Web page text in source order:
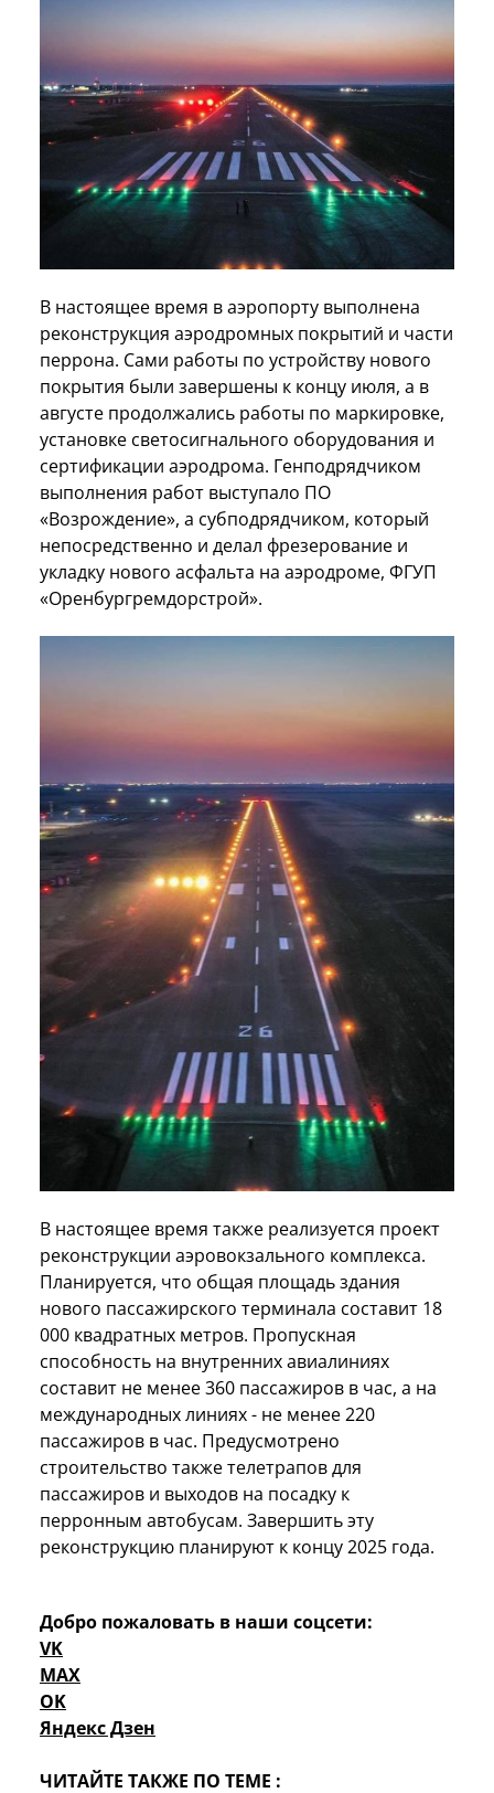
В настоящее время в аэропорту выполнена
реконструкция аэродромных покрытий и части
перрона. Сами работы по устройству нового
покрытия были завершены к концу июля, а в
августе продолжались работы по маркировке,
установке светосигнального оборудования и
сертификации аэродрома. Генподрядчиком
выполнения работ выступало ПО
«Возрождение», а субподрядчиком, который
непосредственно и делал фрезерование и
укладку нового асфальта на аэродроме, ФГУП
«Оренбургремдорстрой».
В настоящее время также реализуется проект
реконструкции аэровокзального комплекса.
Планируется, что общая площадь здания
нового пассажирского терминала составит 18
000 квадратных метров. Пропускная
способность на внутренних авиалиниях
составит не менее 360 пассажиров в час, а на
международных линиях - не менее 220
пассажиров в час. Предусмотрено
строительство также телетрапов для
пассажиров и выходов на посадку к
перронным автобусам. Завершить эту
реконструкцию планируют к концу 2025 года.
Добро пожаловать в наши соцсети:
VK
MAX
OK
Яндекс Дзен
ЧИТАЙТЕ ТАКЖЕ ПО ТЕМЕ :